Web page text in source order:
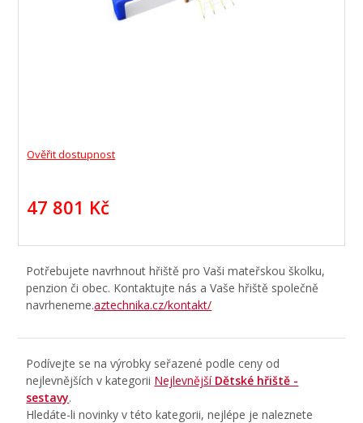
Ověřit dostupnost
47 801 Kč
Potřebujete navrhnout hřiště pro Vaši mateřskou školku,
penzion či obec. Kontaktujte nás a Vaše hřiště společně
navrheneme.aztechnika.cz/kontakt/
Podívejte se na výrobky seřazené podle ceny od
nejlevnějších v kategorii Nejlevnější Dětské hřiště -
sestavy.
Hledáte-li novinky v této kategorii, nejlépe je naleznete